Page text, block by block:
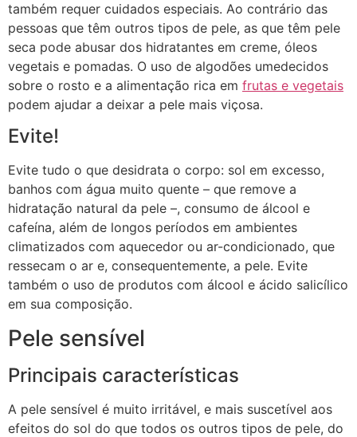
também requer cuidados especiais. Ao contrário das
pessoas que têm outros tipos de pele, as que têm pele
seca pode abusar dos hidratantes em creme, óleos
vegetais e pomadas. O uso de algodões umedecidos
sobre o rosto e a alimentação rica em frutas e vegetais
podem ajudar a deixar a pele mais viçosa.
Evite!
Evite tudo o que desidrata o corpo: sol em excesso,
banhos com água muito quente – que remove a
hidratação natural da pele –, consumo de álcool e
cafeína, além de longos períodos em ambientes
climatizados com aquecedor ou ar-condicionado, que
ressecam o ar e, consequentemente, a pele. Evite
também o uso de produtos com álcool e ácido salicílico
em sua composição.
Pele sensível
Principais características
A pele sensível é muito irritável, e mais suscetível aos
efeitos do sol do que todos os outros tipos de pele, do